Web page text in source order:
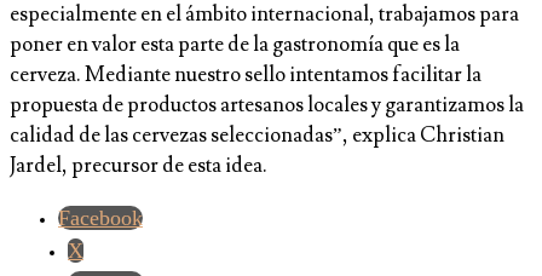
especialmente en el ámbito internacional, trabajamos para
poner en valor esta parte de la gastronomía que es la
cerveza. Mediante nuestro sello intentamos facilitar la
propuesta de productos artesanos locales y garantizamos la
calidad de las cervezas seleccionadas”, explica Christian
Jardel, precursor de esta idea.
Facebook
X